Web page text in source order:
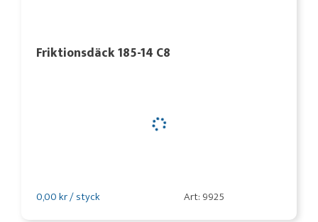
Friktionsdäck 185-14 C8
0,00 kr / styck Art: 9925